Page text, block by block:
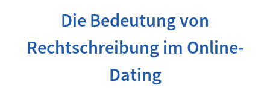
Die Bedeutung von
Rechtschreibung im Online-
Dating